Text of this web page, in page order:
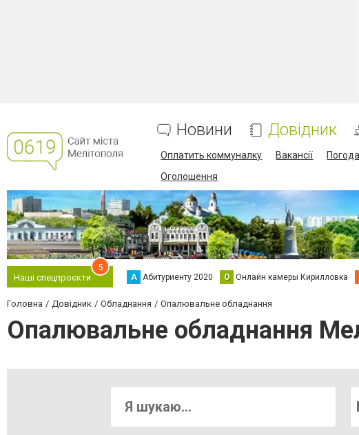
Новини Довідник
Оплатить коммуналку Вакансії Погода
Оголошення
Наші спецпроєкти
5
А Абитуриенту 2020 О Онлайн камеры Кирилловка
Головна Довідник Обладнання Опалювальне обладнання
Опалювальне обладнання